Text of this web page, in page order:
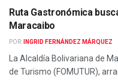
Ruta Gastronómica
Maracaibo
POR: INGRID FERNÁNDEZ MÁRQUEZ
La Alcaldía Bolivariana de
de Turismo (FOMUTUR),